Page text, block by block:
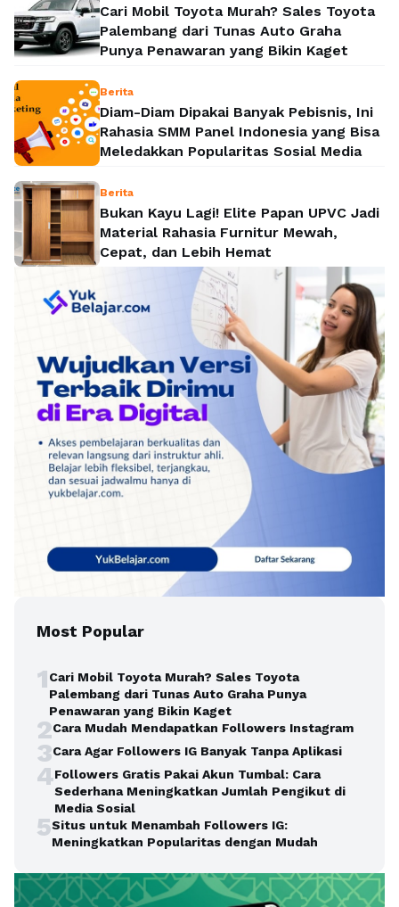
Cari Mobil Toyota Murah? Sales Toyota
Palembang dari Tunas Auto Graha
Punya Penawaran yang Bikin Kaget
Berita
Diam-Diam Dipakai Banyak Pebisnis, Ini
Rahasia SMM Panel Indonesia yang Bisa
Meledakkan Popularitas Sosial Media
Berita
Bukan Kayu Lagi! Elite Papan UPVC Jadi
Material Rahasia Furnitur Mewah,
Cepat, dan Lebih Hemat
Most Popular
1Cari Mobil Toyota Murah? Sales Toyota
Palembang dari Tunas Auto Graha Punya
Penawaran yang Bikin Kaget
2Cara Mudah Mendapatkan Followers Instagram
3Cara Agar Followers IG Banyak Tanpa Aplikasi
4Followers Gratis Pakai Akun Tumbal: Cara
Sederhana Meningkatkan Jumlah Pengikut di
Media Sosial
5Situs untuk Menambah Followers IG:
Meningkatkan Popularitas dengan Mudah